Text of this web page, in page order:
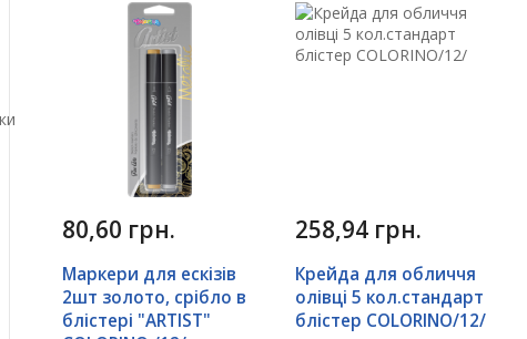
80,60 грн.
Маркери для ескізів
2шт золото, срібло в
блістері "ARTIST"
258,94 грн.
Крейда для обличчя
олівці 5 кол.стандарт
блістер COLORINO/12/